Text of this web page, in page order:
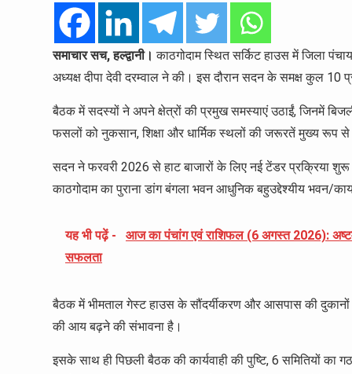
समाचार सच, हल्द्वानी।काठगोदाम स्थित सर्किट हाउस में जिला
अध्यक्ष दीपा देवी दरम्वाल ने की। इस दौरान सदन के समक्ष कुल 10
बैठक में सदस्यों ने अपने क्षेत्रों की प्रमुख समस्याएं उठाईं, जिनमें
फसलों को नुकसान, शिक्षा और धार्मिक स्थलों की जरूरतें मुख्य रूप से
सदन ने फरवरी 2026 से हाट बाजारों के लिए नई टेंडर प्रक्रिया
काठगोदाम का पुराना डांग बंगला भवन आधुनिक बहुउद्देश्यीय भवन/
यह भी पढ़ें -
आज का पंचांग एवं राशिफल (6 अगस्त 2026):
सफलता
बैठक में भीमताल गेस्ट हाउस के सौंदर्यीकरण और आसपास की दुकानों
की आय बढ़ने की संभावना है।
इसके साथ ही पिछली बैठक की कार्यवाही की पुष्टि, 6 समितियों